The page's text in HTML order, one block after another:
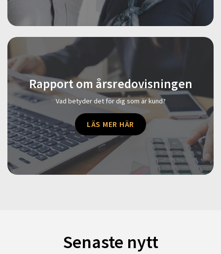
Rapport om årsredovisningen
Vad betyder det för dig som är kund?
LÄS MER HÄR
Senaste nytt